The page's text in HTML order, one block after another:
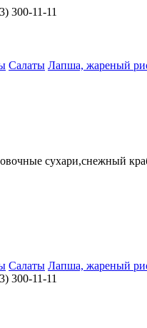
300-11-11
Салаты Лапша, жареный
сухари,снежный
Салаты Лапша, жареный
300-11-11